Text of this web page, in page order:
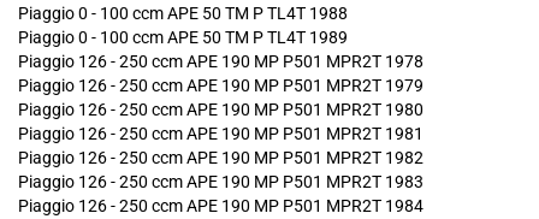
Piaggio 0 - 100 ccm APE 50 TM P TL4T 1988
Piaggio 0 - 100 ccm APE 50 TM P TL4T 1989
Piaggio 126 - 250 ccm APE 190 MP P501 MPR2T 1978
Piaggio 126 - 250 ccm APE 190 MP P501 MPR2T 1979
Piaggio 126 - 250 ccm APE 190 MP P501 MPR2T 1980
Piaggio 126 - 250 ccm APE 190 MP P501 MPR2T 1981
Piaggio 126 - 250 ccm APE 190 MP P501 MPR2T 1982
Piaggio 126 - 250 ccm APE 190 MP P501 MPR2T 1983
Piaggio 126 - 250 ccm APE 190 MP P501 MPR2T 1984